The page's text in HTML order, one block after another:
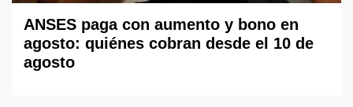
ANSES paga con aumento y bono en
agosto: quiénes cobran desde el 10 de
agosto